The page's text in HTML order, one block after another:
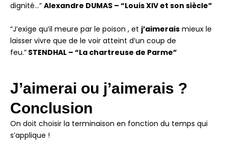
dignité…” Alexandre DUMAS – “Louis XIV et son siècle”
“J’exige qu’il meure par le poison , et j’aimerais mieux le
laisser vivre que de le voir atteint d’un coup de
feu.” STENDHAL – “La chartreuse de Parme”
J’aimerai ou j’aimerais ?
Conclusion
On doit choisir la terminaison en fonction du temps qui
s’applique !